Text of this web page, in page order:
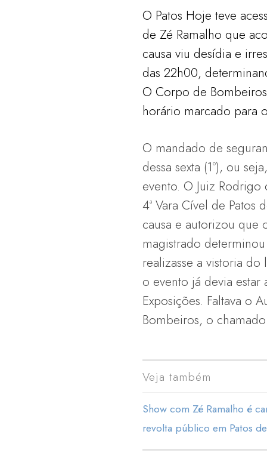
O Patos Hoje teve
de Zé Ramalho que
causa viu desídia e
das 22h00,
O Corpo de
horário marcado para
O mandado de
dessa sexta (1º), ou
evento. O Juiz
4ª Vara Cível de Patos
causa e autorizou que
magistrado
realizasse a vistoria
o evento já devia
Exposições. Faltava o
Bombeiros, o
Veja também
Show com Zé Ramalho é
revolta público em Patos